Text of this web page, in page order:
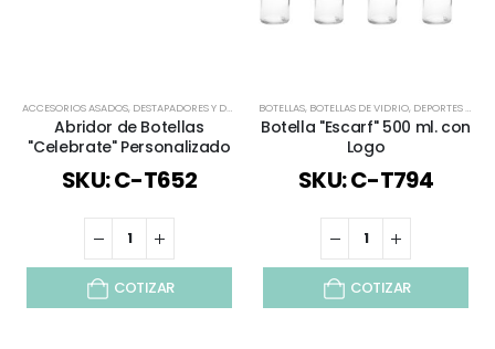
ACCESORIOS ASADOS, DESTAPADORES Y DESCORCHADORES ,LÍNEA BAMBÚ,TODOS
Abridor de Botellas
"Celebrate" Personalizado
SKU: C-T652
COTIZAR
BOTELLAS, BOTELLAS DE VIDRIO, DEPORTES Y BIENESTAR
Botella "Escarf" 500 ml. con
Logo
SKU: C-T794
COTIZAR